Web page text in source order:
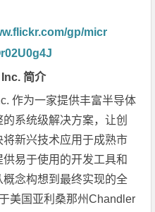
gp/micr
Inc.简介
作为一家提供丰富半导体
系统级解决方案，让创
新兴技术应用于成熟市
易于使用的开发工具和
念构想到最终实现的全
美国亚利桑那州Chandler